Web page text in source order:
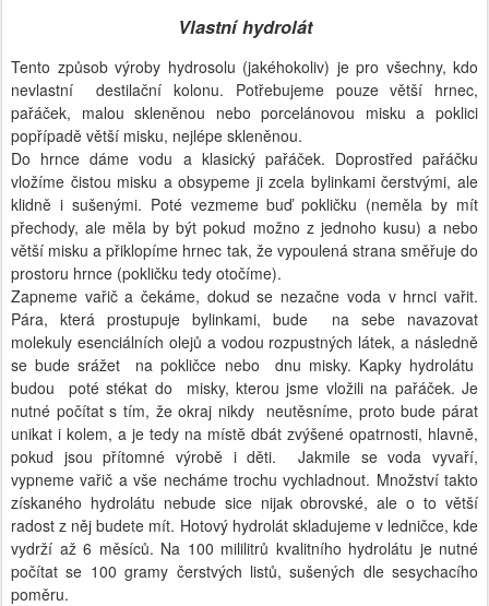
Vlastní hydrolát
Tento způsob výroby hydrosolu (jakéhokoliv) je pro všechny, kdo
nevlastní destilační kolonu. Potřebujeme pouze větší hrnec,
pařáček, malou skleněnou nebo porcelánovou misku a poklici
popřípadě větší misku, nejlépe skleněnou.
Do hrnce dáme vodu a klasický pařáček. Doprostřed pařáčku
vložíme čistou misku a obsypeme ji zcela bylinkami čerstvými, ale
klidně i sušenými. Poté vezmeme buď pokličku (neměla by mít
přechody, ale měla by být pokud možno z jednoho kusu) a nebo
větší misku a přiklopíme hrnec tak, že vypoulená strana směřuje do
prostoru hrnce (pokličku tedy otočíme).
Zapneme vařič a čekáme, dokud se nezačne voda v hrnci vařit.
Pára, která prostupuje bylinkami, bude na sebe navazovat
molekuly esenciálních olejů a vodou rozpustných látek, a následně
se bude srážet na pokličce nebo dnu misky. Kapky hydrolátu
budou poté stékat do misky, kterou jsme vložili na pařáček. Je
nutné počítat s tím, že okraj nikdy neutěsníme, proto bude párat
unikat i kolem, a je tedy na místě dbát zvýšené opatrnosti, hlavně,
pokud jsou přítomné výrobě i děti. Jakmile se voda vyvaří,
vypneme vařič a vše necháme trochu vychladnout. Množství takto
získaného hydrolátu nebude sice nijak obrovské, ale o to větší
radost z něj budete mít. Hotový hydrolát skladujeme v ledničce, kde
vydrží až 6 měsíců. Na 100 mililitrů kvalitního hydrolátu je nutné
počítat se 100 gramy čerstvých listů, sušených dle sesychacího
poměru.